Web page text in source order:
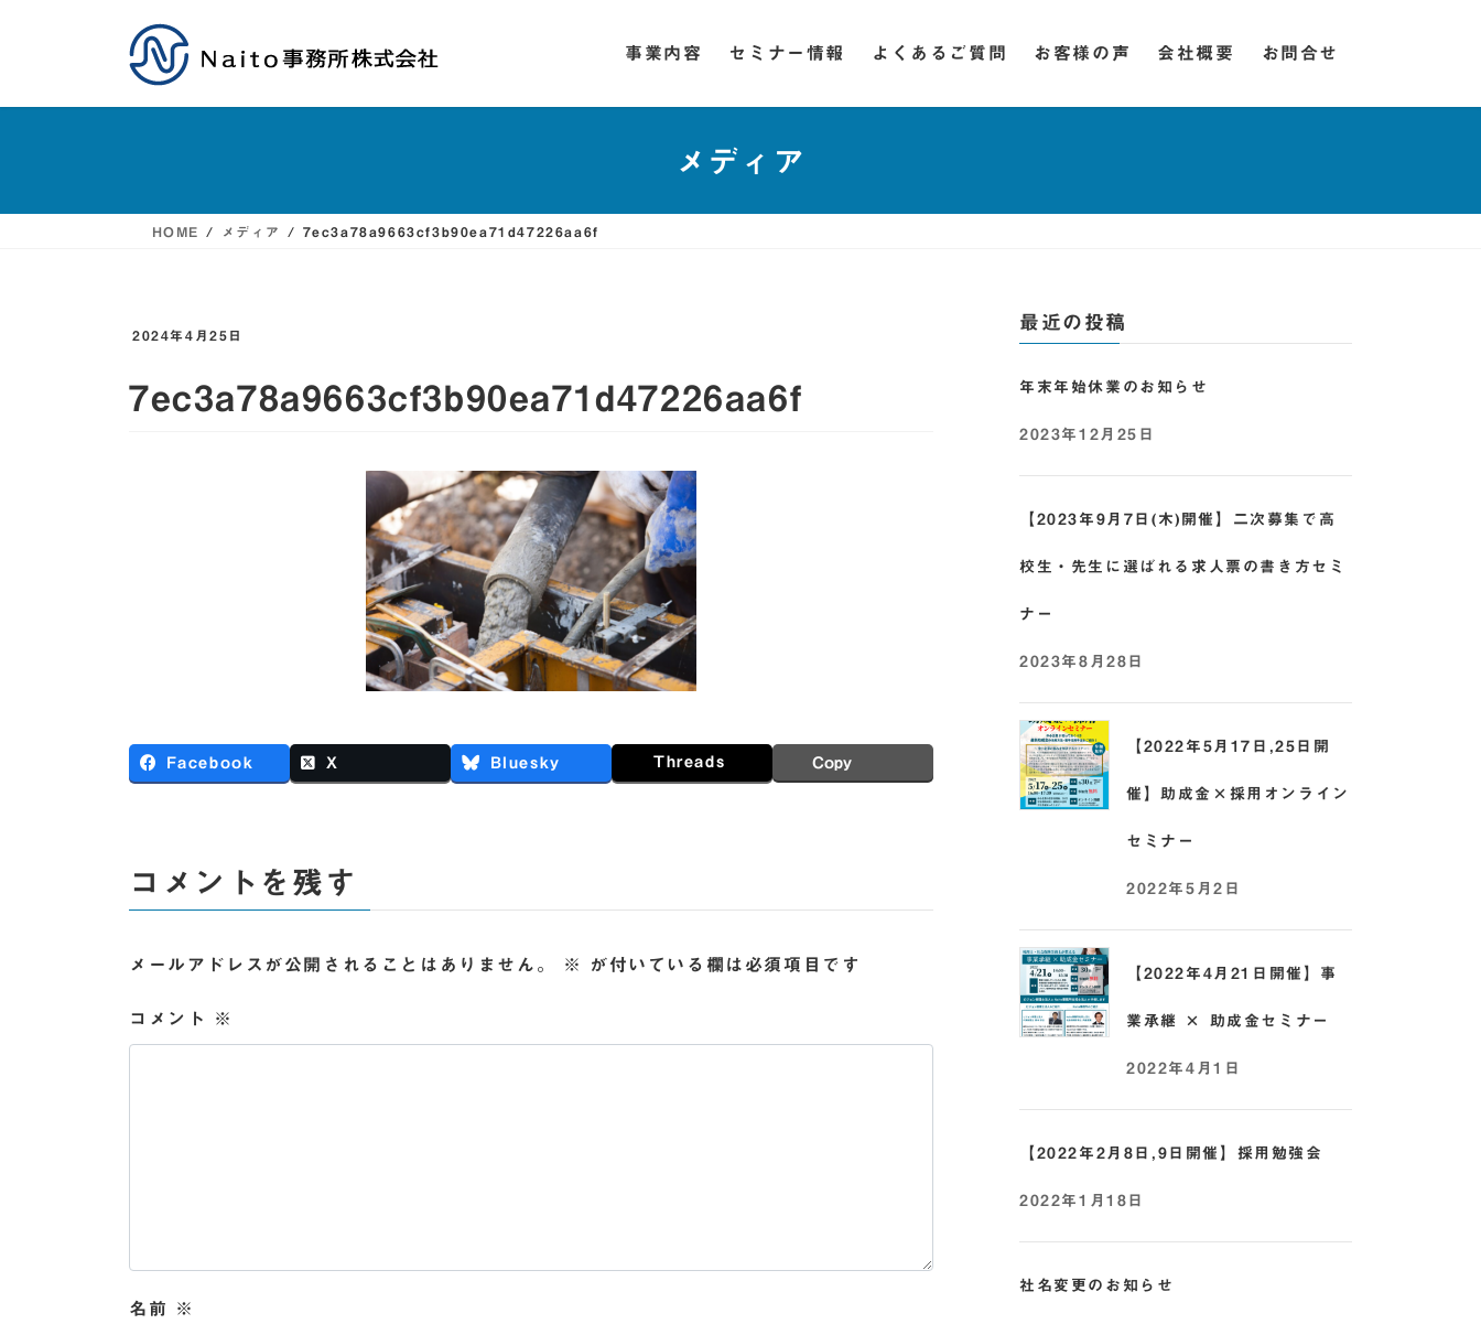
ツ
シ
事業内容 セミナー情報 よくあるご質問 お客様の声 会社概要 お問合せ
メディア
HOME メディア 7ec3a78a9663cf3b90ea71d47226aa6f
2024年4月25日
7ec3a78a9663cf3b90ea71d47226aa6f
Facebook X Bluesky Threads Copy
コメントを残す
メールアドレスが公開されることはありません。 ※ が付いている欄は必須項目です
コメント ※
名前 ※
最近の投稿
年末年始休業のお知らせ
2023年12月25日
【2023年9月7日(木)開催】二次募集で高
校生・先生に選ばれる求人票の書き方セミ
ナー
2023年8月28日
【2022年5月17日,25日開
催】助成金×採用オンライン
セミナー
2022年5月2日
【2022年4月21日開催】事
業承継 × 助成金セミナー
2022年4月1日
【2022年2月8日,9日開催】採用勉強会
2022年1月18日
社名変更のお知らせ